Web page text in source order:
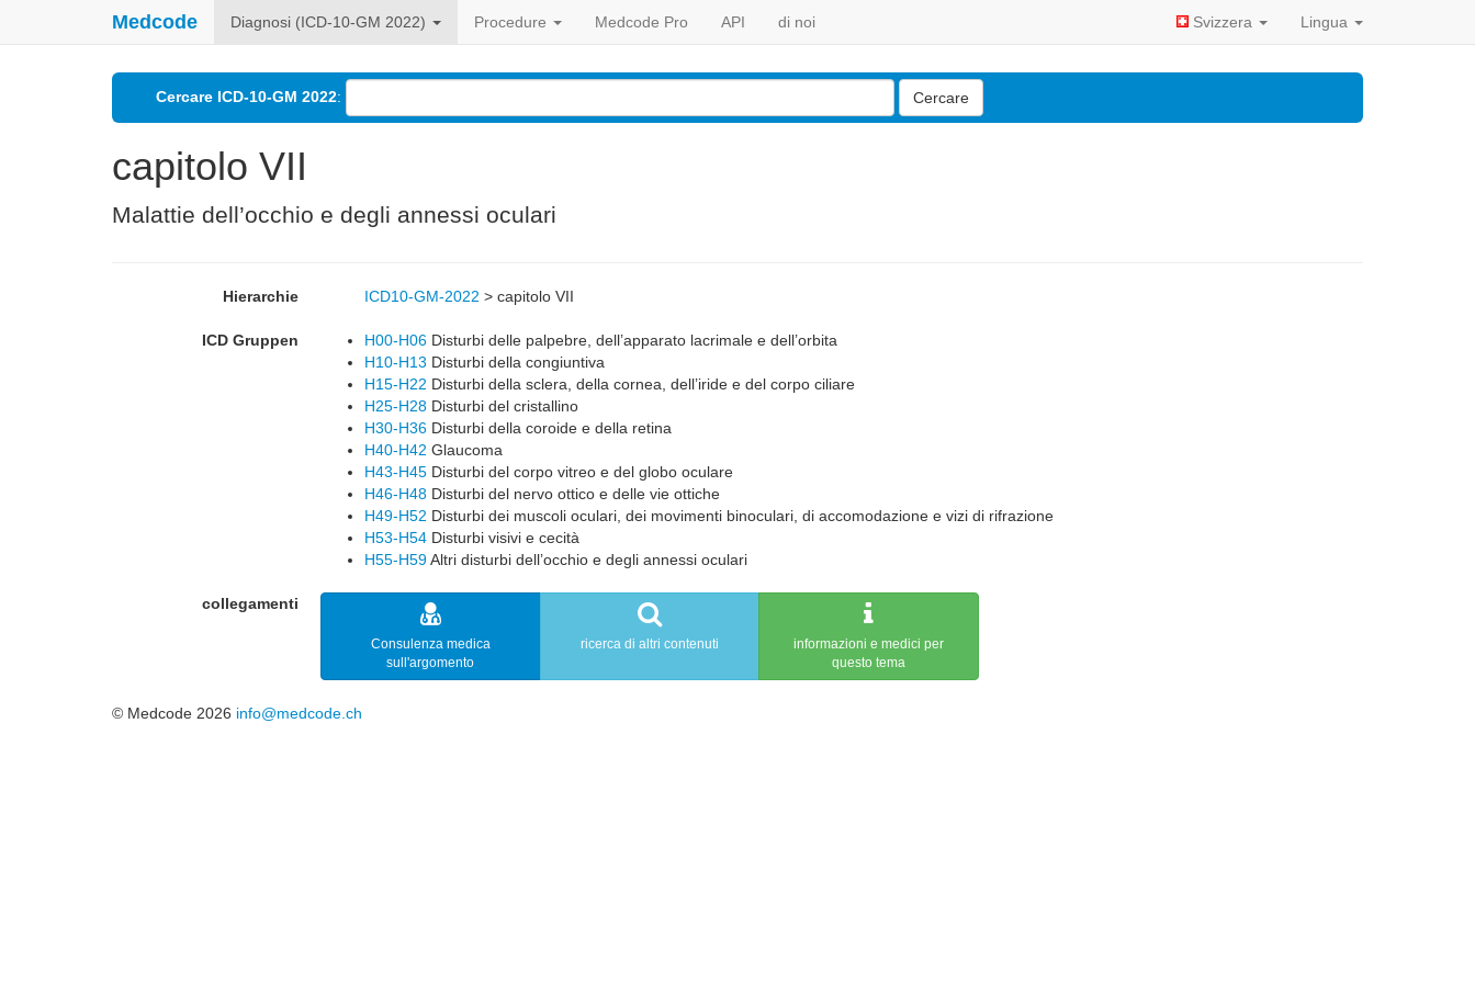
Medcode Diagnosi (ICD-10-GM 2022) Procedure Medcode Pro API di noi Svizzera Lingua
Cercare ICD-10-GM 2022: Cercare
capitolo VII
Malattie dell’occhio e degli annessi oculari
Hierarchie ICD10-GM-2022 > capitolo VII
ICD Gruppen H00-H06 Disturbi delle palpebre, dell’apparato lacrimale e dell’orbita
H10-H13 Disturbi della congiuntiva
H15-H22 Disturbi della sclera, della cornea, dell’iride e del corpo ciliare
H25-H28 Disturbi del cristallino
H30-H36 Disturbi della coroide e della retina
H40-H42 Glaucoma
H43-H45 Disturbi del corpo vitreo e del globo oculare
H46-H48 Disturbi del nervo ottico e delle vie ottiche
H49-H52 Disturbi dei muscoli oculari, dei movimenti binoculari, di accomodazione e vizi di rifrazione
H53-H54 Disturbi visivi e cecità
H55-H59Altri disturbi dell’occhio e degli annessi oculari
collegamenti
Consulenza medica
sull'argomento
ricerca di altri contenuti
informazioni e medici per
questo tema
© Medcode 2026 info@medcode.ch